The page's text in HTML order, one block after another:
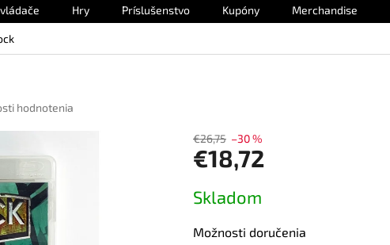
Hry Príslušenstvo Kupóny Merchandise
hodnotenia
€26,75 –30 %
€18,72
cena:
Skladom
Možnosti doručenia